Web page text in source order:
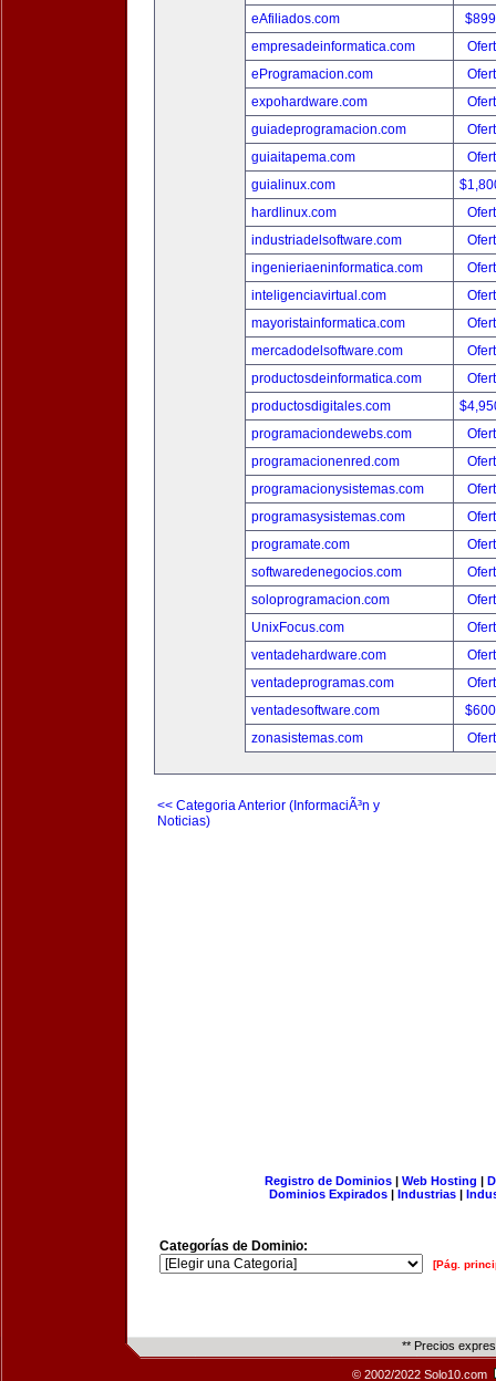
eAfiliados.com
empresadeinformatica.com
eProgramacion.com
expohardware.com
guiadeprogramacion.com
guiaitapema.com
guialinux.com
hardlinux.com
industriadelsoftware.com
ingenieriaeninformatica.com
inteligenciavirtual.com
mayoristainformatica.com
mercadodelsoftware.com
productosdeinformatica.com
productosdigitales.com
programaciondewebs.com
programacionenred.com
programacionysistemas.com
programasysistemas.com
programate.com
softwaredenegocios.com
soloprogramacion.com
UnixFocus.com
ventadehardware.com
ventadeprogramas.com
ventadesoftware.com
zonasistemas.com
<< Categoria Anterior (InformaciÃ³n y
Noticias)
Registro de Dominios| Web Hosting |
Dominios Expirados | Industrias |
Categorías de Dominio:
[Pág.
** Precios
© 2002/2022 Solo10.com